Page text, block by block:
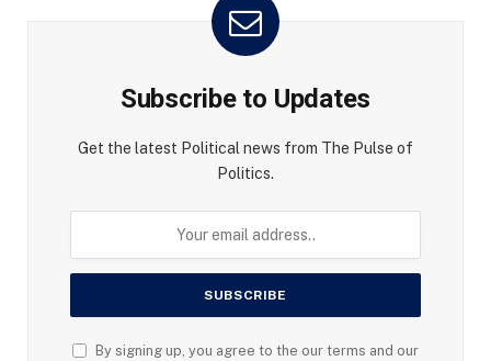
Subscribe to Updates
Get the latest Political news from The Pulse of
Politics.
By signing up, you agree to the our terms and our